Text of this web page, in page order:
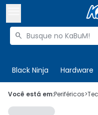
Buscar produtos

Black Ninja Hardware
 Olá. Acesse sua
Você está em:Periféricos>